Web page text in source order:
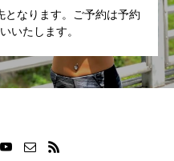
となります。ご予約は予約
いたします。